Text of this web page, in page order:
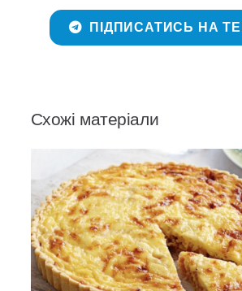
ПІДПИСАТИСЬ НА
Схожі матеріали